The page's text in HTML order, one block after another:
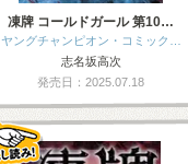
凍牌 コールドガール 第10…
ヤングチャンピオン・コミック…
志名坂高次
発売日：2025.07.18